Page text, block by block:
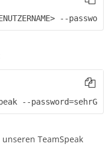
--
--
TeamSpeak